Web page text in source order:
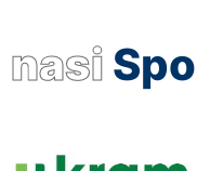
nasi